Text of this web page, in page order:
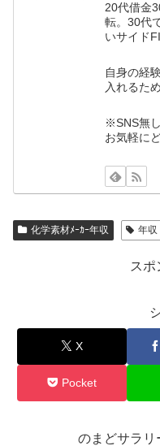
20代借金
転。30代
いサイド
自身の経
入れるた
※SNS無
お気軽に
化学素材ﾒｰｶｰ年収 年収
スポ
X
Pocket
のまどサラリ